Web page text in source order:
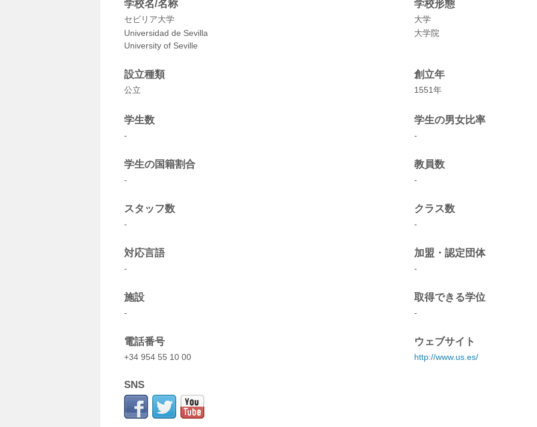
学校名/名称
セビリア大学
Universidad de Sevilla
University of Seville
学校形態
大学
大学院
設立種類
公立
創立年
1551年
学生数
-
学生の男女比率
-
学生の国籍割合
-
教員数
-
スタッフ数
-
クラス数
-
対応言語
-
加盟・認定団体
-
施設
-
取得できる学位
-
電話番号
+34 954 55 10 00
ウェブサイト
http://www.us.es/
SNS